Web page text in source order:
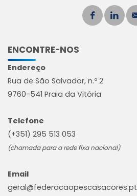
ENCONTRE-NOS
Endereço
Rua de São Salvador, n.º 2
9760-541 Praia da Vitória
Telefone
(+351) 295 513 053
(chamada para a rede fixa nacional)
Email
geral@federacaopescasacores.pt